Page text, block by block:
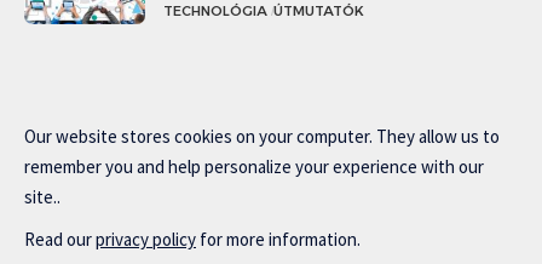
TECHNOLÓGIA ÚTMUTATÓK
Our website stores cookies on your computer. They allow us to
remember you and help personalize your experience with our
site..
Read ourprivacy policy for more information.